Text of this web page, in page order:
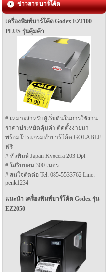
ข่าวสาร บาร์โค้ด
เครื่องพิมพ์บาร์โค้ด Godex EZ1100
PLUS รุ่นคุ้มค้า
# เหมาะสำหรับผู้เริ่มต้นในการใช้งาน
ราคาประหยัดคุ้มค่า ติดตั้งง่ายมา
พร้อมโปรแกรมทำบาร์โค้ด GOLABLE
ฟรี
# หัวพิมพ์ Japan Kyocera 203 Dpi
# ใส่ริบบอน 300 เมตร
# สนใจติดต่อ Tel: 085-5533762 Line:
penk1234
แนะนำ เครื่องพิมพ์บาร์โค้ด Godex รุ่น
EZ2050